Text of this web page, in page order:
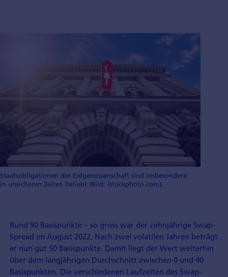
Staatsobligationen der Eidgenossenschaft sind insbesondere
in unsicheren Zeiten beliebt (Bild: istockphoto.com).
Rund 90 Basispunkte – so gross war der zehnjährige Swap-
Spread im August 2022. Nach zwei volatilen Jahren beträgt
er nun gut 50 Basispunkte. Damit liegt der Wert weiterhin
über dem langjährigen Durchschnitt zwischen 0 und 40
Basispunkten. Die verschiedenen Laufzeiten des Swap-